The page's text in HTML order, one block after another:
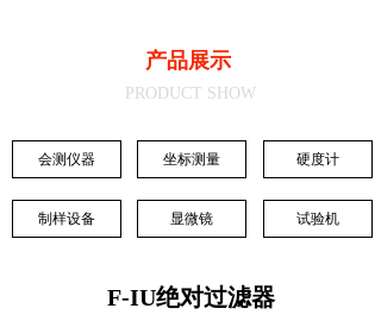
产品展示
PRODUCT SHOW
会测仪器 坐标测量 硬度计
试验机
制样设备 显微镜
F-IU绝对过滤器